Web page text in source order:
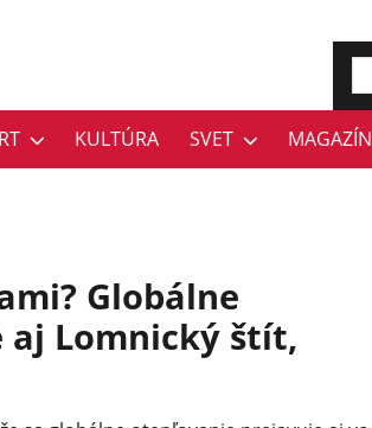
KULTÚRA SVET MAGAZÍN
Globálne
aj Lomnický štít,